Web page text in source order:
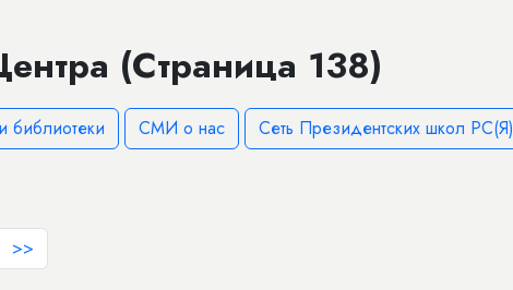
(Страница 138)
библиотеки СМИ о нас Сеть Президентских школ РС(Я)
>>